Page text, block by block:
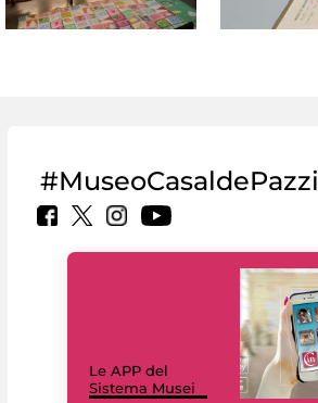
#MuseoCasaldePazzi
Le APP del
Sistema Musei